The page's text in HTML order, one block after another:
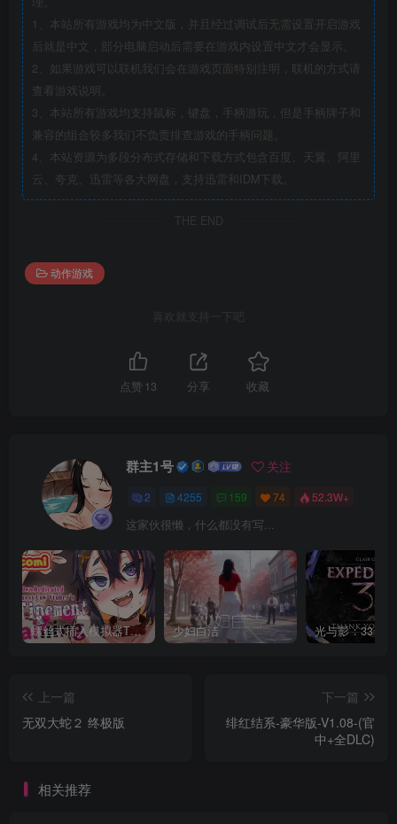
1、本站所有游戏均为中文版，并且经过调试后无需设置开启游戏
后就是中文，部分电脑启动后需要在游戏内设置中文才会显示。
2、如果游戏可以联机我们会在游戏页面特别注明，联机的方式请
查看游戏说明。
3、本站所有游戏均支持鼠标，键盘，手柄游玩，但是手柄牌子和
兼容的组合较多我们不负责排查游戏的手柄问题。
4、本站资源为多段分布式存储和下载方式包含百度、天翼、阿里
云、夸克、迅雷等各大网盘，支持迅雷和IDM下载。
THE END
动作游戏
喜欢就支持一下吧
点赞 13 分享 收藏
群主1号 关注
2 4255 159 74 52.3W+
这家伙很懒，什么都没有写...
螺丝式插入模拟器TMA02 少妇白洁
上一篇
无双大蛇２ 终极版
下一篇
绯红结系-豪华版-V1.08-(官
中+全DLC)
相关推荐